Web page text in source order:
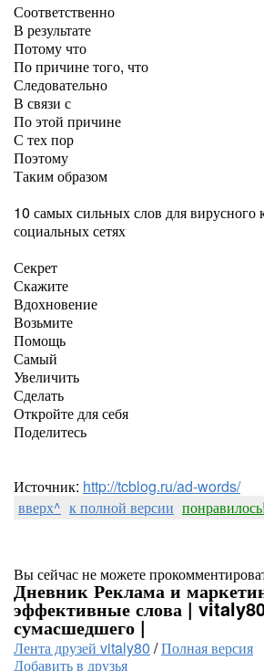
Соответственно
В результате
Потому что
По причине того, что
Следовательно
В связи с
По этой причине
С тех пор
Поэтому
Таким образом
10 самых сильных слов для вирусного
социальных сетях
Секрет
Скажите
Вдохновение
Возьмите
Помощь
Самый
Увеличить
Сделать
Откройте для себя
Поделитесь
Источник: http://tcblog.ru/ad-words/
вверх^ к полной версии понравилось!
Вы сейчас не можете
Дневник Реклама и
эффективные слова |
сумасшедшего |
Лента друзей vitaly80 /Полная версия
Добавить в друзья